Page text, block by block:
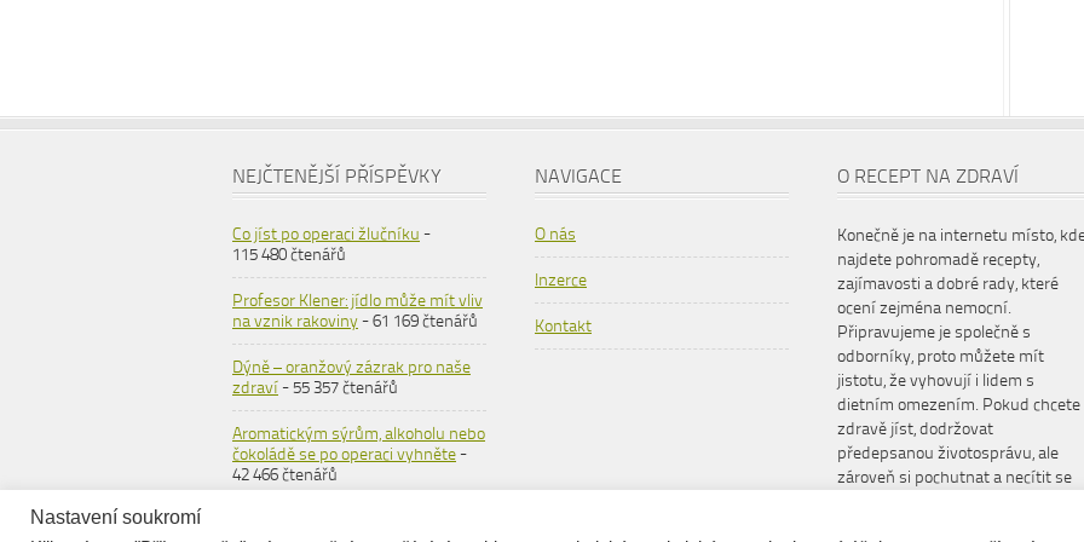
NEJČTENĚJŠÍ PŘÍSPĚVKY
Co jíst po operaci žlučníku -
115 480 čtenářů
Profesor Klener: jídlo může mít vliv
na vznik rakoviny- 61 169 čtenářů
Dýně – oranžový zázrak pro naše
zdraví- 55 357 čtenářů
Aromatickým sýrům, alkoholu nebo
čokoládě se po operaci vyhněte-
42 466 čtenářů
NAVIGACE
O nás
Inzerce
Kontakt
O RECEPT NA ZDRAVÍ
Konečně je na internetu místo,
najdete pohromadě recepty,
zajímavosti a dobré rady, které
ocení zejména nemocní.
Připravujeme je společně s
odborníky, proto můžete mít
jistotu, že vyhovují i lidem s
dietním omezením. Pokud chcete
zdravě jíst, dodržovat
předepsanou životosprávu, ale
zároveň si pochutnat a necítit se
Nastavení soukromí